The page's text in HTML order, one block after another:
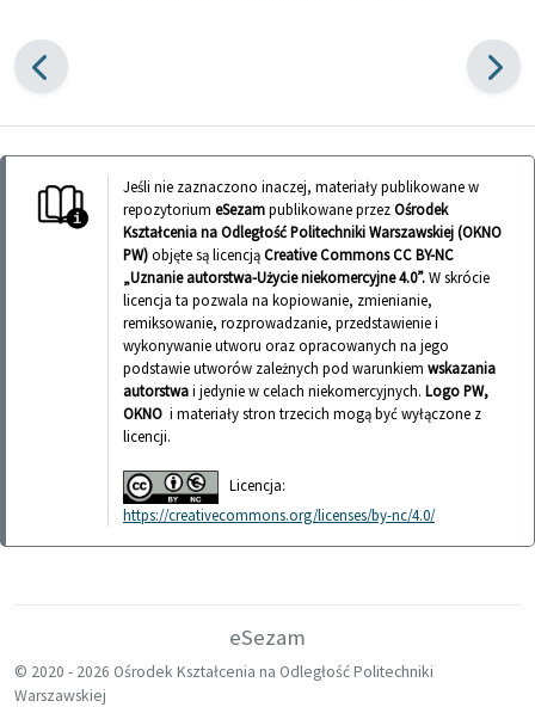
Jeśli nie zaznaczono inaczej, materiały publikowane w
repozytorium eSezampublikowane przezOśrodek
Kształcenia na Odległość Politechniki Warszawskiej (OKNO
PW)objęte są licencjąCreative Commons CC BY-NC
„Uznanie autorstwa-Użycie niekomercyjne 4.0”.W skrócie
licencja ta pozwala na kopiowanie, zmienianie,
remiksowanie, rozprowadzanie, przedstawienie i
wykonywanie utworu oraz opracowanych na jego
podstawie utworów zależnych pod warunkiem wskazania
autorstwai jedynie w celach niekomercyjnych. Logo PW,
OKNO i materiały stron trzecich mogą być wyłączone z
licencji.
Licencja:
https://creativecommons.org/licenses/by-nc/4.0/
eSezam
© 2020 - 2026 Ośrodek Kształcenia na Odległość Politechniki
Warszawskiej